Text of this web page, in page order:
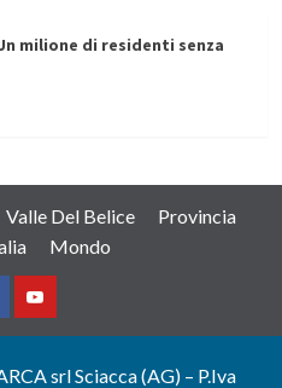
milione di residenti senza
Valle Del Belice
Provincia
Mondo
Yountube
srl Sciacca (AG) – P.Iva